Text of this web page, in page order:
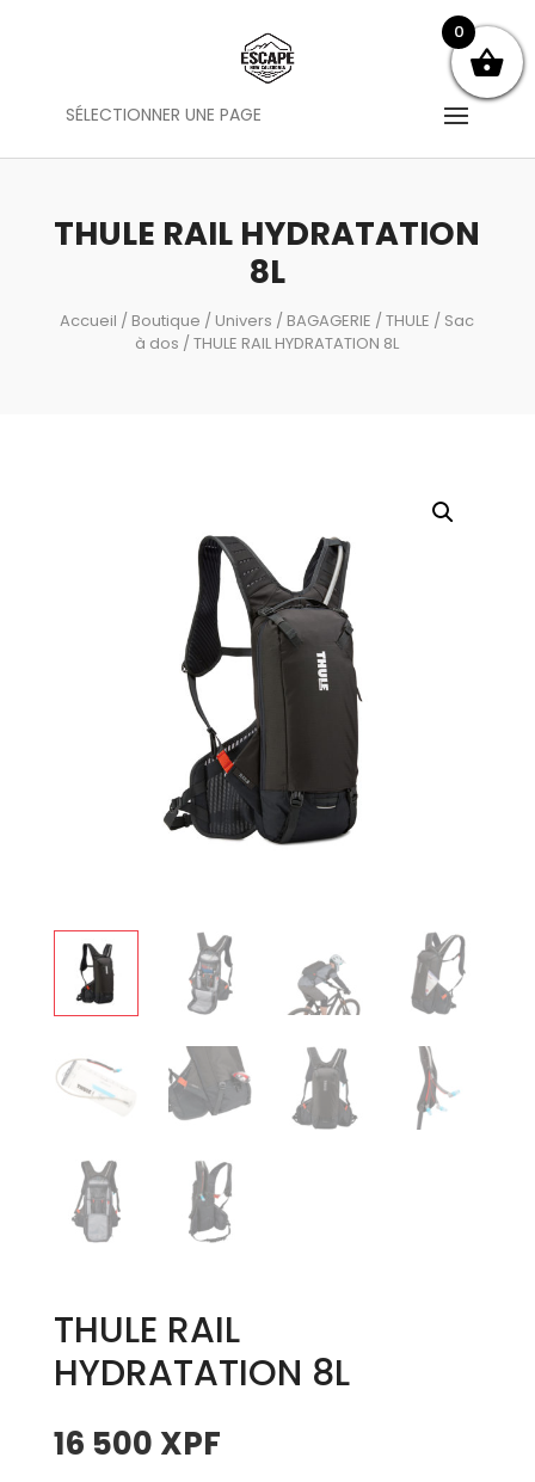
SÉLECTIONNER UNE PAGE
THULE RAIL HYDRATATION
8L
Accueil / Boutique / Univers / BAGAGERIE /THULE / Sac
à dos / THULE RAIL HYDRATATION 8L
THULE RAIL
HYDRATATION 8L
16 500 XPF
0